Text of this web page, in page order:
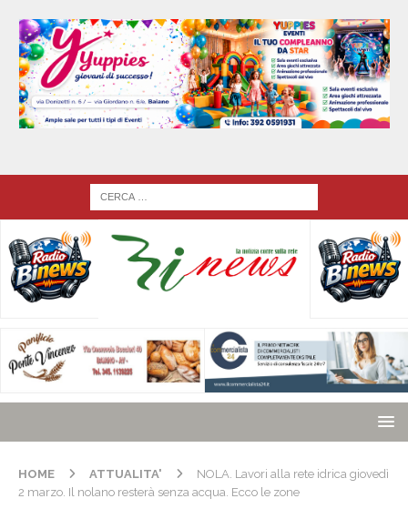
HOME ATTUALITA'
NOLA. Lavori alla rete idrica giovedì
2 marzo. Il nolano resterà senza acqua. Ecco le zone